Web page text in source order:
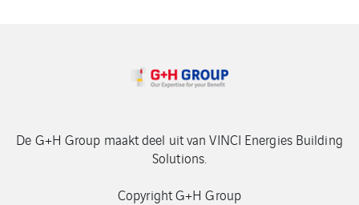
De G+H Group maakt deel uit van VINCI Energies Building
Solutions.
Copyright G+H Group